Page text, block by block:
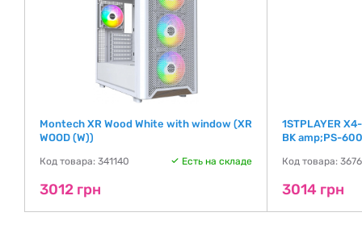
Montech XR Wood White with window (XR
WOOD (W))
Код товара: 341140 Есть на складе
3012 грн
1STPLAYER
BK amp;PS-
Код товара:
3014 грн